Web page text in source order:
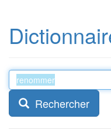
Rechercher